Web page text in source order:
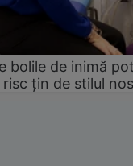
bolile de inimă
țin de stilul